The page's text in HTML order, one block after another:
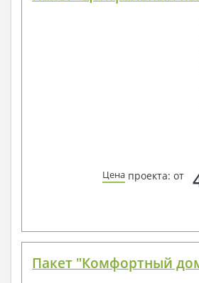
Цена проекта: от
Пакет "Комфортный